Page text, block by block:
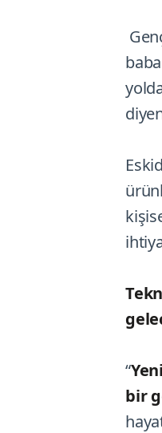
“
bir